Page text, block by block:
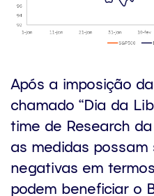
Após a imposição
chamado “Dia da
time de Research
as medidas
negativas em
podem beneficiar o